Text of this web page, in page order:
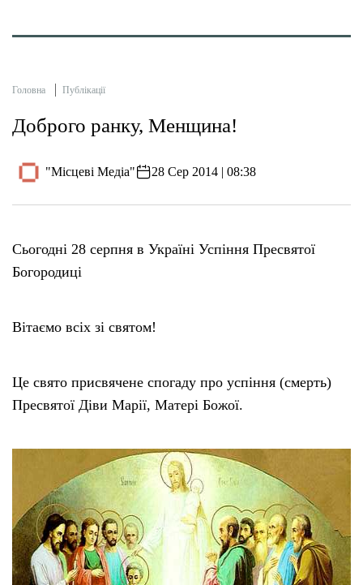
Головна Публікації
Доброго ранку, Менщина!
"Місцеві Медіа" 28 Сер 2014 | 08:38
Сьогодні 28 серпня в Україні Успіння Пресвятої
Богородиці
Вітаємо всіх зі святом!
Це свято присвячене спогаду про успіння (смерть)
Пресвятої Діви Марії, Матері Божої.